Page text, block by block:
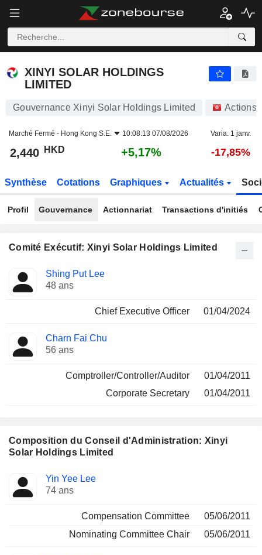
XINYI SOLAR HOLDINGS
LIMITED
Gouvernance Xinyi Solar Holdings Limited Actions
Marché Fermé - Hong Kong S.E. 10:08:13 07/08/2026 Varia. 1 janv.
2,440 HKD +5,17% -17,85%
Synthèse Cotations Graphiques Actualités
Profil Gouvernance Actionnariat Transactions d'initiés
Comité Exécutif: Xinyi Solar Holdings Limited
Dirigeant
Fonctions
occupées
Shing Put Lee
48 ans
Chief Executive Officer 01/04/2024
Charn Fai Chu
56 ans
Comptroller/Controller/Auditor
01/04/2011
Corporate Secretary
01/04/2011
Composition du Conseil d'Administration: Xinyi
Solar Holdings Limited
Administrateur Comités
Yin Yee Lee
74 ans
Compensation Committee
05/06/2011
Nominating Committee Chair
05/06/2011